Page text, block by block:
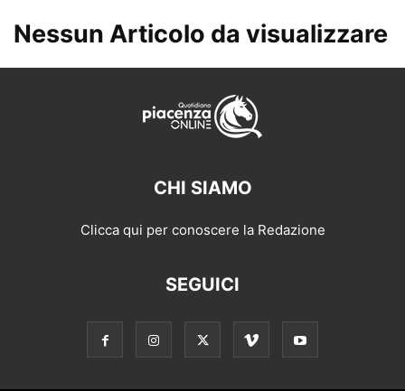
Nessun Articolo da visualizzare
CHI SIAMO
Clicca qui per conoscere la Redazione
SEGUICI